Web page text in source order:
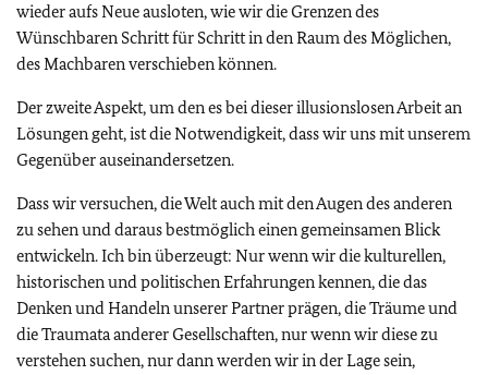
wieder aufs Neue ausloten, wie wir die Grenzen des
Wünschbaren Schritt für Schritt in den Raum des Möglichen,
des Machbaren verschieben können.
Der zweite Aspekt, um den es bei dieser illusionslosen Arbeit an
Lösungen geht, ist die Notwendigkeit, dass wir uns mit unserem
Gegenüber auseinandersetzen.
Dass wir versuchen, die Welt auch mit den Augen des anderen
zu sehen und daraus bestmöglich einen gemeinsamen Blick
entwickeln. Ich bin überzeugt: Nur wenn wir die kulturellen,
historischen und politischen Erfahrungen kennen, die das
Denken und Handeln unserer Partner prägen, die Träume und
die Traumata anderer Gesellschaften, nur wenn wir diese zu
verstehen suchen, nur dann werden wir in der Lage sein,